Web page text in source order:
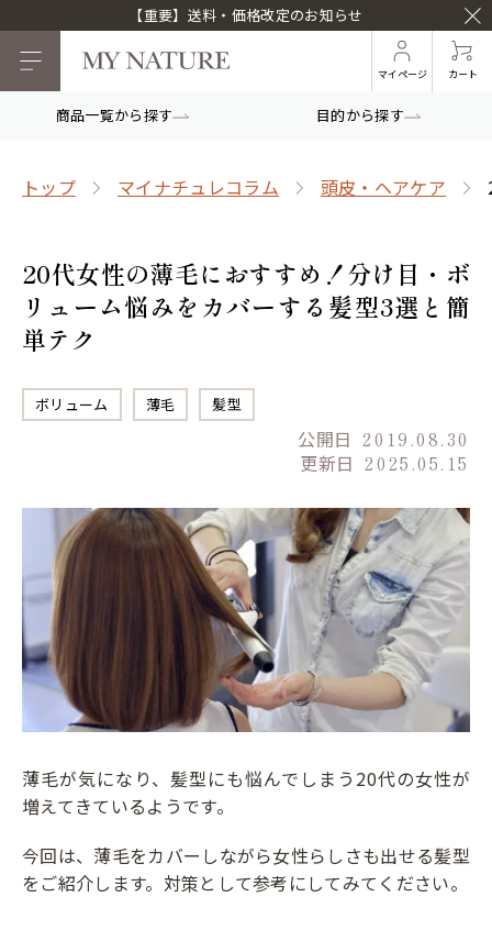
【重要】送料・価格改定のお知らせ
マイページ カート
商品一覧から探す 目的から探す
トップ マイナチュレコラム 頭皮・ヘアケア
20代女性の薄毛におすすめ！分け目・ボ
リューム悩みをカバーする髪型3選と簡
単テク
ボリューム 薄毛 髪型
公開日 2019.08.30
更新日 2025.05.15
薄毛が気になり、髪型にも悩んでしまう20代の女性が
増えてきているようです。
今回は、薄毛をカバーしながら女性らしさも出せる髪型
をご紹介します。対策として参考にしてみてください。